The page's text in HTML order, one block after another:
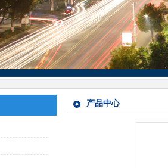
产品中心